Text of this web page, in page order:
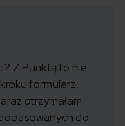
Z Punktą to nie
formularz,
otrzymałam
do